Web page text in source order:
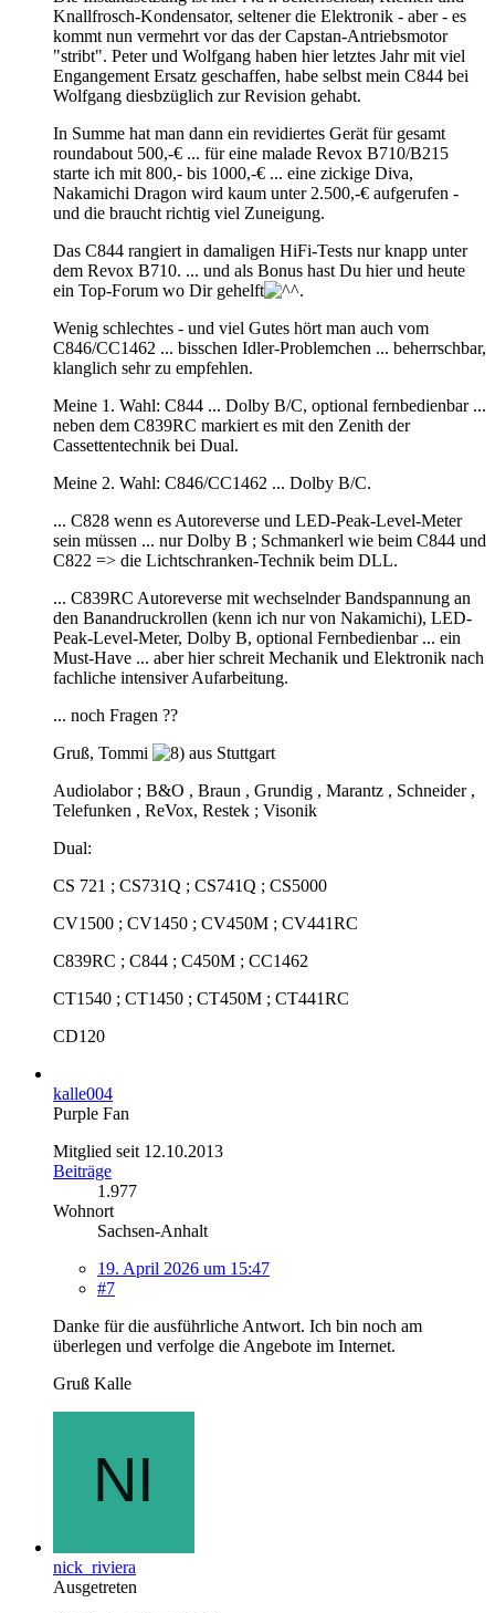
Knallfrosch-Kondensator, seltener die Elektronik - aber - es
kommt nun vermehrt vor das der Capstan-Antriebsmotor
"stribt". Peter und Wolfgang haben hier letztes Jahr mit viel
Engangement Ersatz geschaffen, habe selbst mein C844 bei
Wolfgang diesbzüglich zur Revision gehabt.
In Summe hat man dann ein revidiertes Gerät für gesamt
roundabout 500,-€ ... für eine malade Revox B710/B215
starte ich mit 800,- bis 1000,-€ ... eine zickige Diva,
Nakamichi Dragon wird kaum unter 2.500,-€ aufgerufen -
und die braucht richtig viel Zuneigung.
Das C844 rangiert in damaligen HiFi-Tests nur knapp unter
dem Revox B710. ... und als Bonus hast Du hier und heute
ein Top-Forum wo Dir gehelft
.
Wenig schlechtes - und viel Gutes hört man auch vom
C846/CC1462 ... bisschen Idler-Problemchen ... beherrschbar,
klanglich sehr zu empfehlen.
Meine 1. Wahl: C844 ... Dolby B/C, optional fernbedienbar ...
neben dem C839RC markiert es mit den Zenith der
Cassettentechnik bei Dual.
Meine 2. Wahl: C846/CC1462 ... Dolby B/C.
... C828 wenn es Autoreverse und LED-Peak-Level-Meter
sein müssen ... nur Dolby B ; Schmankerl wie beim C844 und
C822 => die Lichtschranken-Technik beim DLL.
... C839RC Autoreverse mit wechselnder Bandspannung an
den Banandruckrollen (kenn ich nur von Nakamichi), LED-
Peak-Level-Meter, Dolby B, optional Fernbedienbar ... ein
Must-Have ... aber hier schreit Mechanik und Elektronik nach
fachliche intensiver Aufarbeitung.
... noch Fragen ??
Gruß, Tommi
aus Stuttgart
Audiolabor ; B&O , Braun , Grundig , Marantz , Schneider ,
Telefunken , ReVox, Restek ; Visonik
Dual:
CS 721 ; CS731Q ; CS741Q ; CS5000
CV1500 ; CV1450 ; CV450M ; CV441RC
C839RC ; C844 ; C450M ; CC1462
CT1540 ; CT1450 ; CT450M ; CT441RC
CD120
kalle004
Purple Fan
Mitglied seit 12.10.2013
Beiträge
1.977
Wohnort
Sachsen-Anhalt
19. April 2026 um 15:47
#7
Danke für die ausführliche Antwort. Ich bin noch am
überlegen und verfolge die Angebote im Internet.
Gruß Kalle
nick_riviera
Ausgetreten